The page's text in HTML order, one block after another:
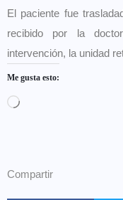
El paciente fue
recibido por la
intervención, la unidad
Me gusta esto:
Compartir